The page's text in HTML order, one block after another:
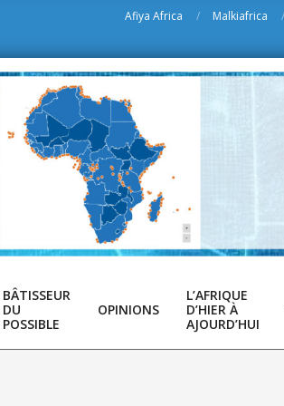
Afiya Africa Malkiafrica
BÂTISSEUR
DU
POSSIBLE
OPINIONS
L’AFRIQUE
D’HIER À
AJOURD’HUI